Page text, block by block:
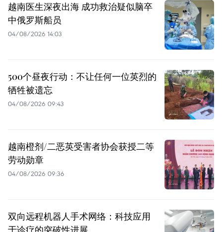
越南医生深夜出海 成功救治疑似脑卒
中俄罗斯船员
04/08/2026 14:03
500个昼夜行动：不让任何一位英烈的
牺牲被遗忘
04/08/2026 09:43
越南橙剂/二恶英受害者协会获授二等
劳动勋章
04/08/2026 09:36
双向远程机器人手术网络：科技应用